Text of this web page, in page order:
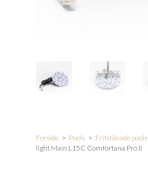
Forside > Pools > Fritstående pools
light Main L15C Comfortana Pro II